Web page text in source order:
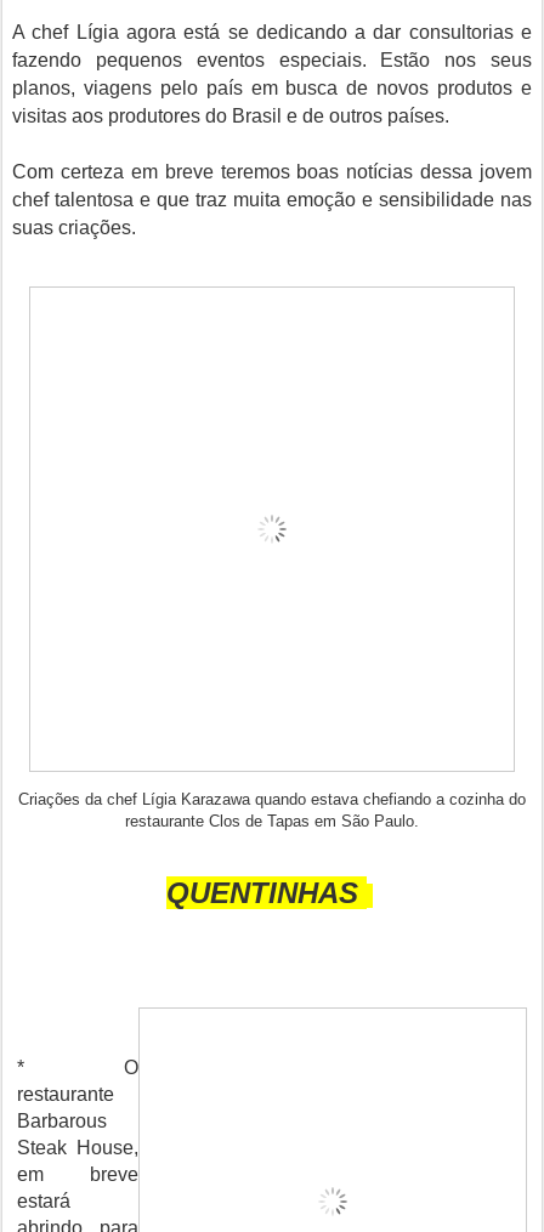
A chef Lígia agora está se dedicando a dar consultorias e
fazendo pequenos eventos especiais. Estão nos seus
planos, viagens pelo país em busca de novos produtos e
visitas aos produtores do Brasil e de outros países.
Com certeza em breve teremos boas notícias dessa jovem
chef talentosa e que traz muita emoção e sensibilidade nas
suas criações.
Criações da chef Lígia Karazawa quando estava chefiando a cozinha do
restaurante Clos de Tapas em São Paulo.
QUENTINHAS
* O
restaurante
Barbarous
Steak House,
em breve
estará
abrindo para